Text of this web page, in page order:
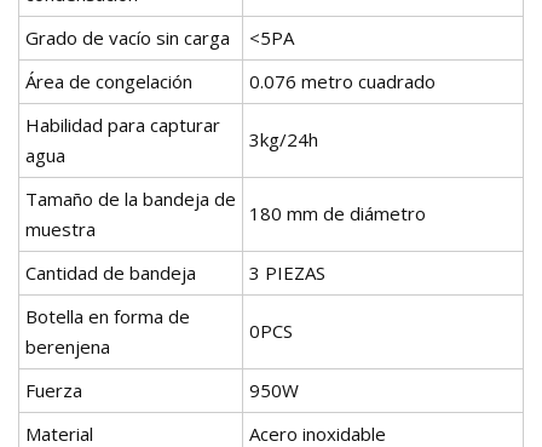
Grado de vacío sin carga
<5PA
Área de congelación
0.076 metro cuadrado
Habilidad para capturar
agua
3kg/24h
Tamaño de la bandeja de
muestra
180 mm de diámetro
Cantidad de bandeja
3 PIEZAS
Botella en forma de
berenjena
0PCS
Fuerza
950W
Material
Acero inoxidable